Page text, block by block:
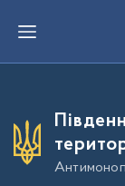
е
о
о